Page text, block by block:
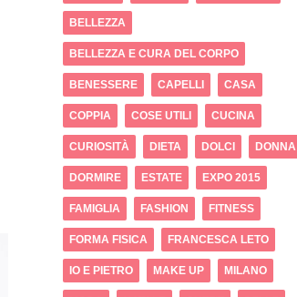
BELLEZZA
BELLEZZA E CURA DEL CORPO
BENESSERE CAPELLI CASA
COPPIA COSE UTILI CUCINA
CURIOSITÀ DIETA DOLCI DONNA
DORMIRE ESTATE EXPO 2015
FAMIGLIA FASHION FITNESS
FORMA FISICA FRANCESCA LETO
IO E PIETRO MAKE UP MILANO